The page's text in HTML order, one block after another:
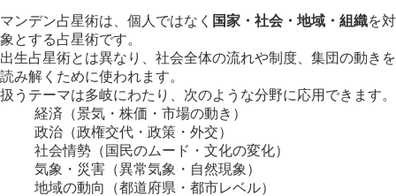
マンデン占星術は、個人ではなく 国家・社会・地域・組織を対
象とする占星術です。
出生占星術とは異なり、社会全体の流れや制度、集団の動きを
読み解くために使われます。
扱うテーマは多岐にわたり、次のような分野に応用できます。
経済（景気・株価・市場の動き）
政治（政権交代・政策・外交）
社会情勢（国民のムード・文化の変化）
気象・災害（異常気象・自然現象）
地域の動向（都道府県・都市レベル）